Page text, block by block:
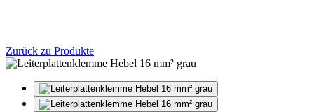
Zurück zu Produkte